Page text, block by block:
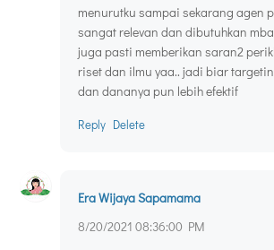
menurutku sampai sekarang agen
sangat relevan dan dibutuhkan
juga pasti memberikan saran2
riset dan ilmu yaa.. jadi biar
dan dananya pun lebih efektif
Reply Delete
Era Wijaya Sapamama
8/20/2021 08:36:00 PM